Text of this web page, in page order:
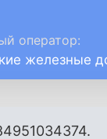
оператор:
железные